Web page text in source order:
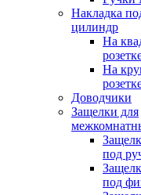
Накладка
цилиндр
На
На
Доводчики
Защелки для
под
под